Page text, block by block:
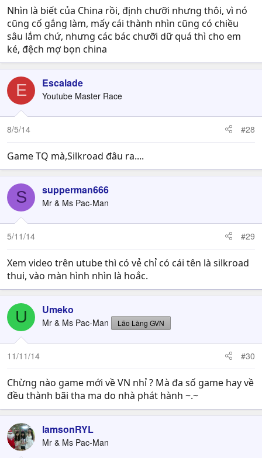
Nhìn là biết của China rồi, định chưỡi nhưng thôi, vì nó
cũng cố gắng làm, mấy cái thành nhìn cũng có chiều
sâu lắm chứ, nhưng các bác chưỡi dữ quá thì cho em
ké, đệch mợ bọn china
E Escalade
Youtube Master Race
8/5/14 #28
Game TQ mà,Silkroad đâu ra....
S supperman666
Mr & Ms Pac-Man
5/11/14 #29
Xem video trên utube thì có vẻ chỉ có cái tên là silkroad
thui, vào màn hình nhìn là hoắc.
U Umeko
Mr & Ms Pac-Man Lão Làng GVN
11/11/14 #30
Chừng nào game mới về VN nhỉ ? Mà đa số game hay về
đều thành bãi tha ma do nhà phát hành ~.~
lamsonRYL
Mr & Ms Pac-Man